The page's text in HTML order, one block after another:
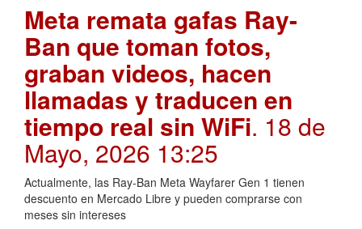
Meta remata gafas Ray-
Ban que toman fotos,
graban videos, hacen
llamadas y traducen en
tiempo real sin WiFi. 18 de
Mayo, 2026 13:25
Actualmente, las Ray-Ban Meta Wayfarer Gen 1 tienen
descuento en Mercado Libre y pueden comprarse con
meses sin intereses